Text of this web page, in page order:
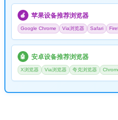
🍎 苹果设备推荐浏览器
Google Chrome Via浏览器 Safari
🤖 安卓设备推荐浏览器
X浏览器 Via浏览器 夸克浏览器